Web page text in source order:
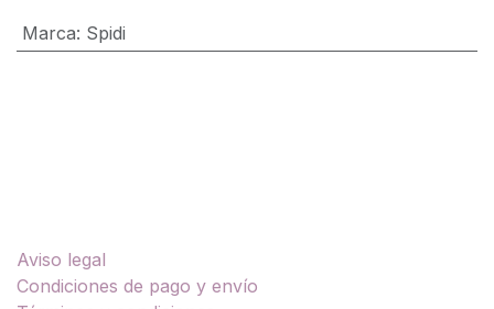
Marca: Spidi
Aviso legal
Condiciones de pago y envío